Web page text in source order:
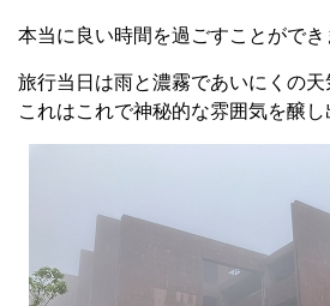
本当に良い時間を過ごすことができ
旅行当日は雨と濃霧であいにくの天
これはこれで神秘的な雰囲気を醸し